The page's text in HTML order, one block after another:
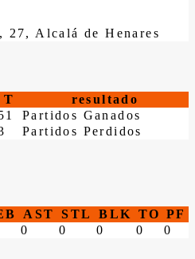
Alcalá de Henares
T
resultado
Partidos Ganados
Partidos Perdidos
AST STL BLK TO PF
0 0 0 0 0